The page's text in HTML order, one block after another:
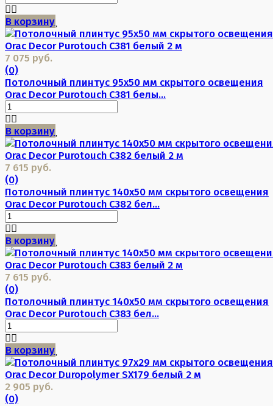
В корзину
7 075 руб.
(0)
Потолочный плинтус 95х50 мм скрытого освещения
Orac Decor Purotouch C381 белы...
В корзину
7 615 руб.
(0)
Потолочный плинтус 140х50 мм скрытого освещения
Orac Decor Purotouch C382 бел...
В корзину
7 615 руб.
(0)
Потолочный плинтус 140х50 мм скрытого освещения
Orac Decor Purotouch C383 бел...
В корзину
2 905 руб.
(0)